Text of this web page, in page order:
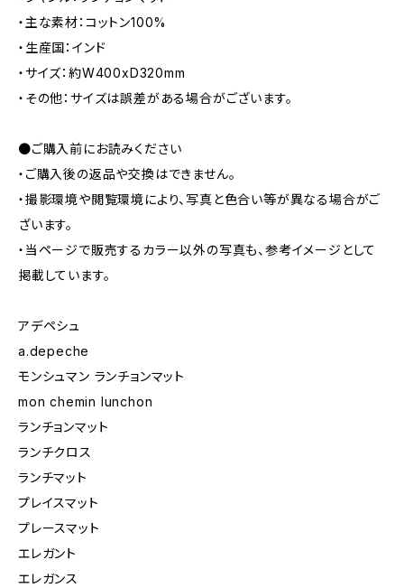
・主な素材：コットン100%
・生産国：インド
・サイズ：約W400xD320mm
・その他：サイズは誤差がある場合がございます。
●ご購入前にお読みください
・ご購入後の返品や交換はできません。
・撮影環境や閲覧環境により、写真と色合い等が異なる場合がご
ざいます。
・当ページで販売するカラー以外の写真も、参考イメージとして
掲載しています。
アデペシュ
a.depeche
モンシュマン ランチョンマット
mon chemin lunchon
ランチョンマット
ランチクロス
ランチマット
プレイスマット
プレースマット
エレガント
エレガンス